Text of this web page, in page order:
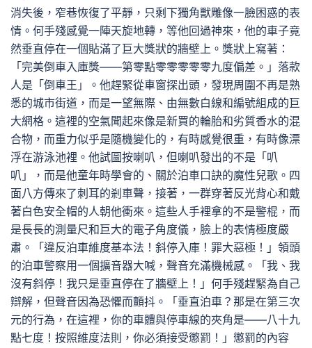
消失後，窄巷恢復了平靜，只剩下獨角獸雕像一臉困惑的表
情。何手殘感覺一陣天旋地轉，等他回過神來，他的車子竟
然垂直停在一個貼滿了巨大獎狀的牆壁上。獎狀上寫著：
「完美倒車入庫獎——第零點零零零零零九度偏差。」落款
人是「倒車王」。他趕緊從車窗探出頭，發現周圍不再是熟
悉的城市街道，而是一望無際、由無數白線和編號組成的巨
大網格。這裡的空氣聞起來像是新買的輪胎和劣質香水的混
合物，而重力似乎是隨機變化的，有時感覺很重，有時像漂
浮在游泳池裡。他試圖按喇叭，但喇叭發出的不是「叭
叭」，而是他童年時學會的、關於泊車口訣的魔性兒歌。四
面八方傳來了刺耳的剎車聲，接著，一群穿著反光背心和戴
著白色安全帽的人朝他衝來。這些人手裡拿的不是警棍，而
是長長的測量尺和巨大的電子角度儀，臉上的表情極度嚴
肅。「違反泊車維度基本法！斜停入庫！罪大惡極！」領頭
的泊車警察用一個擴音器大喊，聲音充滿機械感。「我、我
沒有斜停！我只是垂直停在了牆壁上！」何手殘趕緊為自己
辯解，但聲音因為恐懼而顫抖。「垂直泊車？那是在第三次
元的行為，在這裡，你的車體與停車線的夾角是——八十九
點七度！按照維度法則，你必須接受懲罰！」懲罰的內容